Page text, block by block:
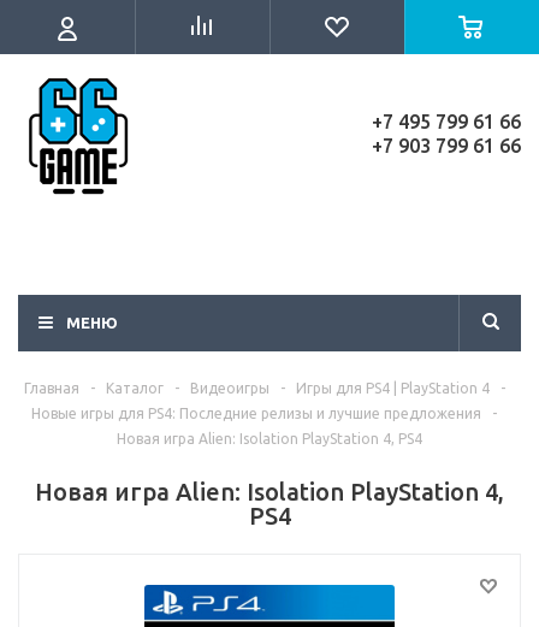
+7 495 799 61 66
+7 903 799 61 66
МЕНЮ
Главная - Каталог - Видеоигры - Игры для PS4 | PlayStation 4
-
Новые игры для PS4: Последние релизы и лучшие предложения
-
Новая игра Alien: Isolation PlayStation 4, PS4
Новая игра Alien: Isolation PlayStation 4,
PS4